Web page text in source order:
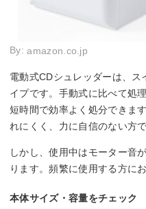
By:amazon.co.jp
電動式CDシュレッダーは、ス
イプです。手動式に比べて処
短時間で効率よく処分できま
れにくく、力に自信のない方
しかし、使用中はモーター音
ります。頻繁に使用する方に
本体サイズ・容量をチェック